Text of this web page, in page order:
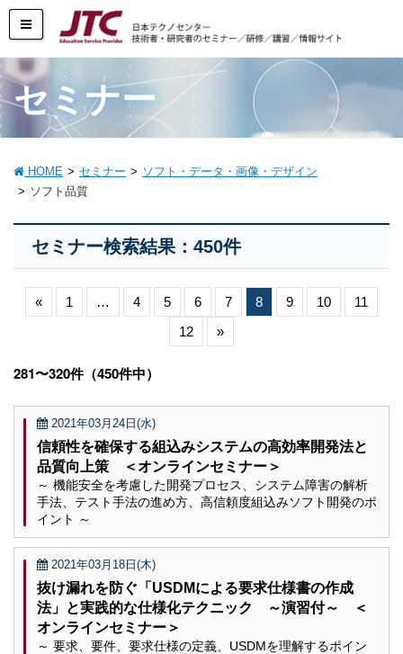
セミナー
HOME セミナー
ソフト・データ・画像・デザイン
ソフト品質
セミナー検索結果：450件
« 1 … 4 5 6 7 8 9 10
11
12
»
281〜320件（450件中）
2021年03月24日(水)
信頼性を確保する組込みシステムの高効率開発法と
品質向上策 ＜オンラインセミナー＞
～ 機能安全を考慮した開発プロセス、システム障害の解析
手法、テスト手法の進め方、高信頼度組込みソフト開発のポ
イント ～
2021年03月18日(木)
抜け漏れを防ぐ「USDMによる要求仕様書の作成
法」と実践的な仕様化テクニック ～演習付～ ＜
オンラインセミナー＞
～ 要求、要件、要求仕様の定義、USDMを理解するポイン